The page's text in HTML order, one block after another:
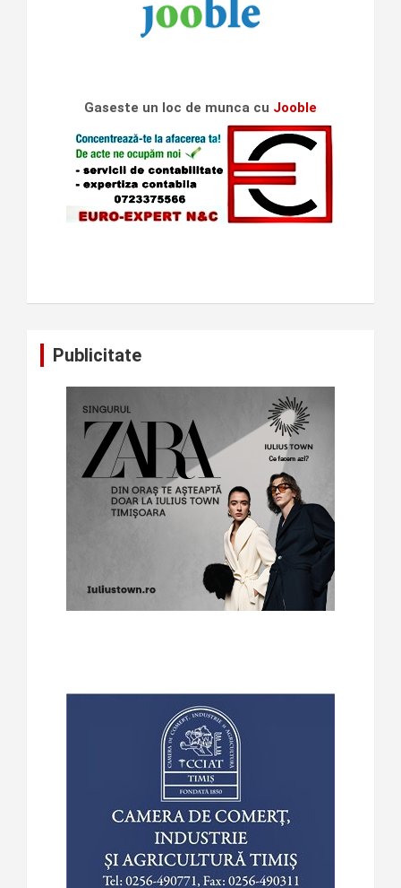
Gaseste un loc de munca cu Jooble
Publicitate